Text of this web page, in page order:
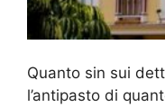
Quanto sin sui
l’antipasto di